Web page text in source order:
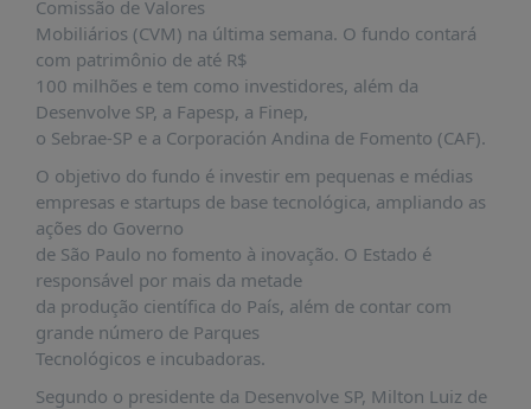
DADOS
FRENTE
PARLAMENTAR
A
FRENTE
MATERIAIS
INFORMAÇÕES
CURSOS
E
EVENTOS
Comissão de Valores
Mobiliários (CVM) na última semana. O fundo contará
com patrimônio de até R$
100 milhões e tem como investidores, além da
Desenvolve SP, a Fapesp, a Finep,
o Sebrae-SP e a Corporación Andina de Fomento (CAF).
O objetivo do fundo é investir em pequenas e médias
empresas e startups de base tecnológica, ampliando as
ações do Governo
de São Paulo no fomento à inovação. O Estado é
responsável por mais da metade
da produção científica do País, além de contar com
grande número de Parques
Tecnológicos e incubadoras.
Segundo o presidente da Desenvolve SP, Milton Luiz de